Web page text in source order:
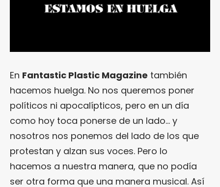
En Fantastic Plastic Magazine también
hacemos huelga. No nos queremos poner
políticos ni apocalípticos, pero en un día
como hoy toca ponerse de un lado… y
nosotros nos ponemos del lado de los que
protestan y alzan sus voces. Pero lo
hacemos a nuestra manera, que no podía
ser otra forma que una manera musical. Así